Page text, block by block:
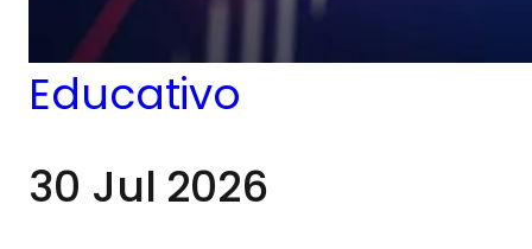
Educativo
30 Jul 2026